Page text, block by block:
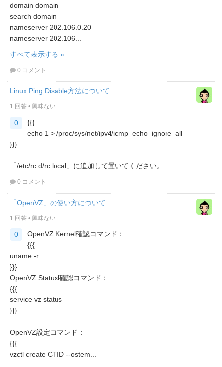
domain domain
search domain
nameserver 202.106.0.20
nameserver 202.106...
すべて表示する »
0 コメント
Linux Ping Disable方法について
1 回答 • 興味ない
0
{{{
echo 1 > /proc/sys/net/ipv4/icmp_echo_ignore_all
}}}
「/etc/rc.d/rc.local」に追加して置いてください。
0 コメント
「OpenVZ」の使い方について
1 回答 • 興味ない
0
OpenVZ Kernel確認コマンド：
{{{
uname -r
}}}
OpenVZ Statusl確認コマンド：
{{{
service vz status
}}}
OpenVZ設定コマンド：
{{{
vzctl create CTID --ostem...